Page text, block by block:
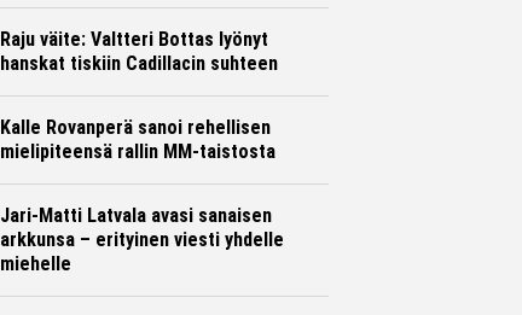
Raju väite: Valtteri Bottas lyönyt
hanskat tiskiin Cadillacin suhteen
Kalle Rovanperä sanoi rehellisen
mielipiteensä rallin MM-taistosta
Jari-Matti Latvala avasi sanaisen
arkkunsa – erityinen viesti yhdelle
miehelle